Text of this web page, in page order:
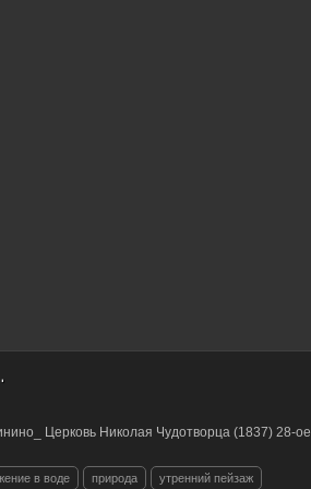
Церковь Николая Чудотворца (1837) 28-ое
в воде природа утренний пейзаж